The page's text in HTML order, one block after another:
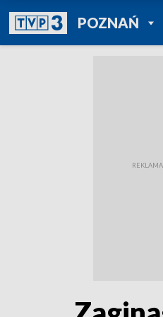
POZNAŃ
POWRÓT
TVP